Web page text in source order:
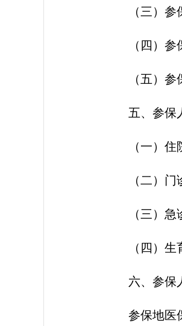
（三）
（四）
（五）
五、参保
（一）
（二）
（三）
（四）
六、参保
参保地医